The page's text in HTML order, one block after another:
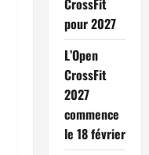
CrossFit
pour 2027
L’Open
CrossFit
2027
commence
le 18 février